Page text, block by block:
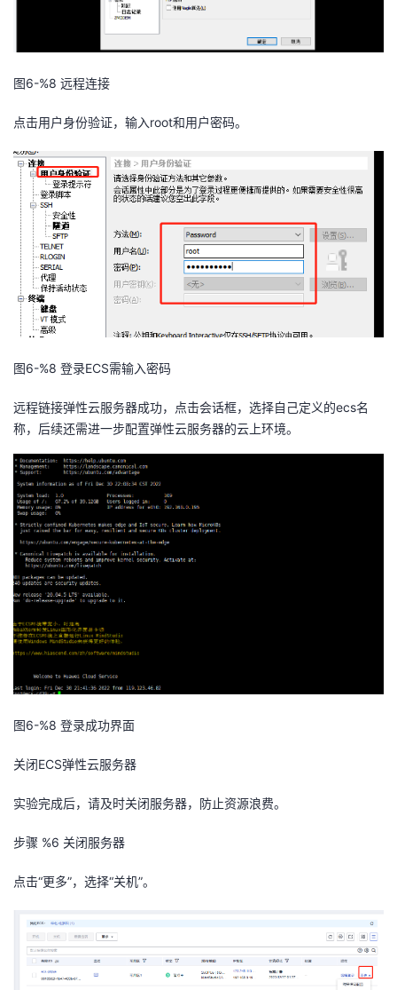
图6-%8 远程连接
点击用户身份验证，输入root和用户密码。
图6-%8 登录ECS需输入密码
远程链接弹性云服务器成功，
点击会话框，选择自己定义的ecs名
称， 后续还需进一步配置弹性云服务器的云上环境。
图6-%8 登录成功界面
关闭ECS弹性云服务器
实验完成后，请及时关闭服务器，防止资源浪费。
步骤 %6 关闭服务器
点击“更多”，选择“关机”。